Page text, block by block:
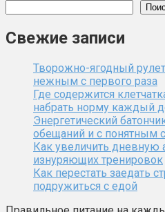
Свежие записи
Творожно-ягодный
нежным с первого раза
Где содержится
набрать норму каждый
Энергетический
обещаний и с понятным
Как увеличить дневную
изнуряющих тренировок
Как перестать заедать
подружиться с едой